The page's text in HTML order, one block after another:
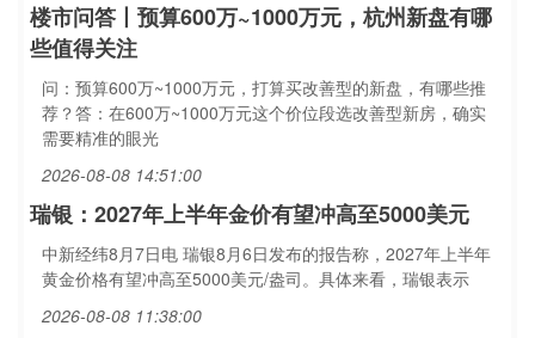
楼市问答丨预算600万~1000万元，杭州新盘有哪
些值得关注
问：预算600万~1000万元，打算买改善型的新盘，有哪些推
荐？答：在600万~1000万元这个价位段选改善型新房，确实
需要精准的眼光
2026-08-08 14:51:00
瑞银：2027年上半年金价有望冲高至5000美元
中新经纬8月7日电 瑞银8月6日发布的报告称，2027年上半年
黄金价格有望冲高至5000美元/盎司。具体来看，瑞银表示
2026-08-08 11:38:00